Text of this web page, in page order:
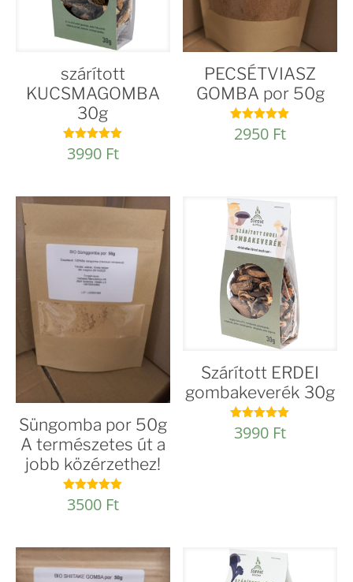
szárított
KUCSMAGOMBA
30g
Értékelés:
5.00
3990 Ft
PECSÉTVIASZ
GOMBA por 50g
Értékelés:
5.00
2950 Ft
Süngomba por 50g
A természetes út a
jobb közérzethez!
Értékelés:
5.00
3500 Ft
Szárított ERDEI
gombakeverék 30g
Értékelés:
5.00
3990 Ft